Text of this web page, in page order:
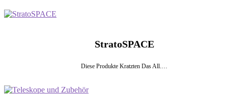
StratoSPACE
Diese Produkte Kratzten Das All.…